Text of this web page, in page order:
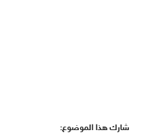
شارك هذا الموضوع: